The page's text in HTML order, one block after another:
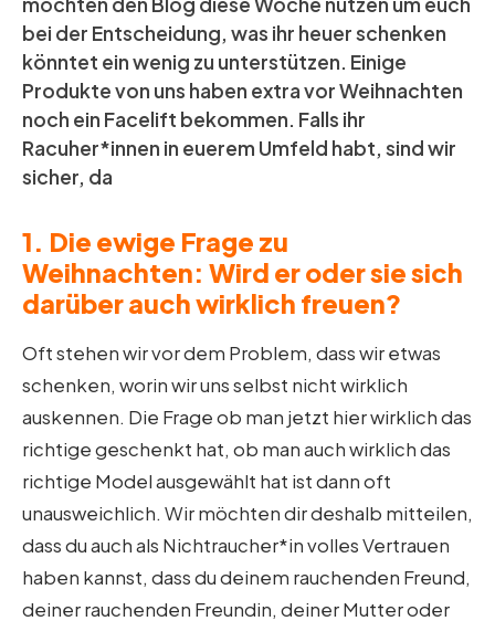
bei der Entscheidung, was ihr heuer schenken
könntet ein wenig zu unterstützen. Einige
Produkte von uns haben extra vor Weihnachten
noch ein Facelift bekommen. Falls ihr
Racuher*innen in euerem Umfeld habt, sind wir
sicher, da
1. Die ewige Frage zu
Weihnachten: Wird er oder sie sich
darüber auch wirklich freuen?
Oft stehen wir vor dem Problem, dass wir etwas
schenken, worin wir uns selbst nicht wirklich
auskennen. Die Frage ob man jetzt hier wirklich das
richtige geschenkt hat, ob man auch wirklich das
richtige Model ausgewählt hat ist dann oft
unausweichlich. Wir möchten dir deshalb mitteilen,
dass du auch als Nichtraucher*in volles Vertrauen
haben kannst, dass du deinem rauchenden Freund,
deiner rauchenden Freundin, deiner Mutter oder